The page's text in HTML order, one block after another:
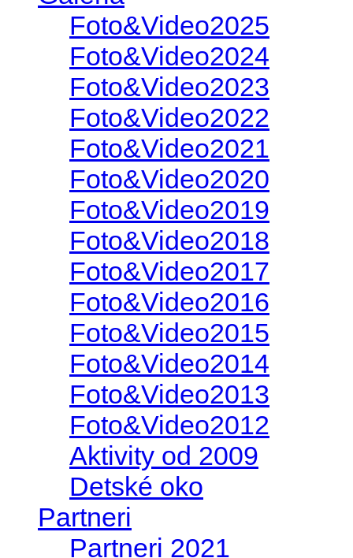
Foto&Video2025
Foto&Video2024
Foto&Video2023
Foto&Video2022
Foto&Video2021
Foto&Video2020
Foto&Video2019
Foto&Video2018
Foto&Video2017
Foto&Video2016
Foto&Video2015
Foto&Video2014
Foto&Video2013
Foto&Video2012
Aktivity od 2009
Detské oko
Partneri
Partneri 2021